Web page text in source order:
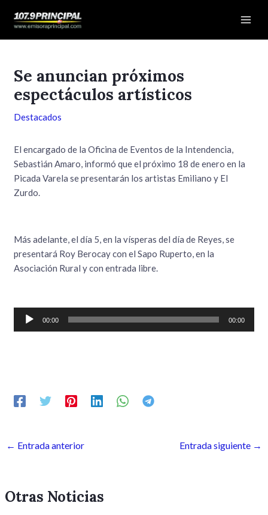
Se anuncian próximos
espectáculos artísticos
Destacados
El encargado de la Oficina de Eventos de la Intendencia,
Sebastián Amaro, informó que el próximo 18 de enero en la
Picada Varela se presentarán los artistas Emiliano y El
Zurdo.
Más adelante, el día 5, en la vísperas del día de Reyes, se
presentará Roy Berocay con el Sapo Ruperto, en la
Asociación Rural y con entrada libre.
Reproductor
00:00 00:00
de
← Entrada anterior Entrada siguiente →
Otras Noticias